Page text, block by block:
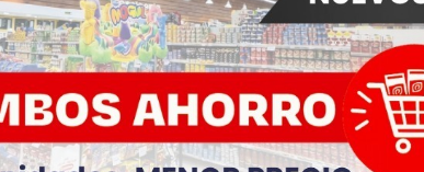
DEPORTES FIGHIERA GENERAL LAGOS POLICIALES